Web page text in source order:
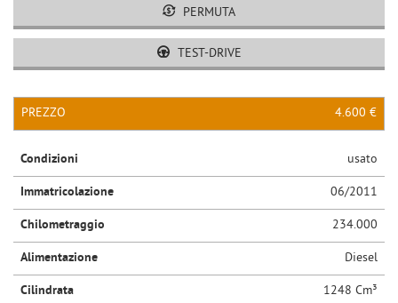
PERMUTA
TEST-DRIVE
PREZZO 4.600 €
Condizioni usato
Immatricolazione 06/2011
Chilometraggio 234.000
Alimentazione Diesel
Cilindrata 1248 Cm³